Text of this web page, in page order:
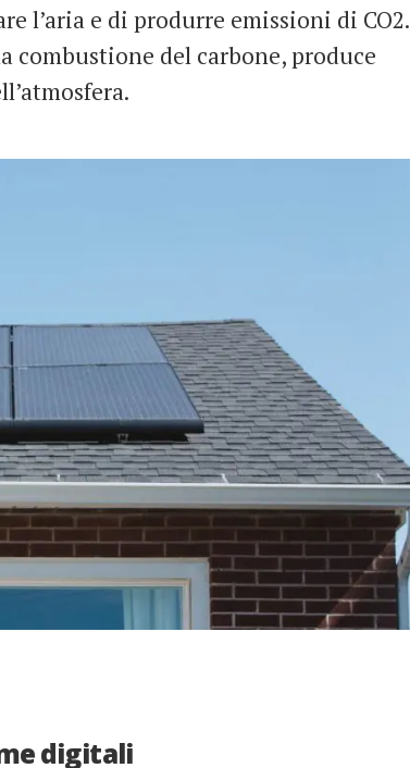
l’aria e di produrre emissioni di CO2.
combustione del carbone, produce
digitali